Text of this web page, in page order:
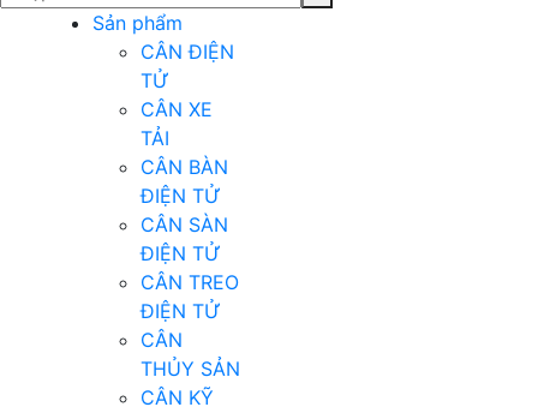
Sản phẩm
CÂN ĐIỆN
TỬ
CÂN XE
TẢI
CÂN BÀN
ĐIỆN TỬ
CÂN SÀN
ĐIỆN TỬ
CÂN TREO
ĐIỆN TỬ
CÂN
THỦY SẢN
CÂN KỸ